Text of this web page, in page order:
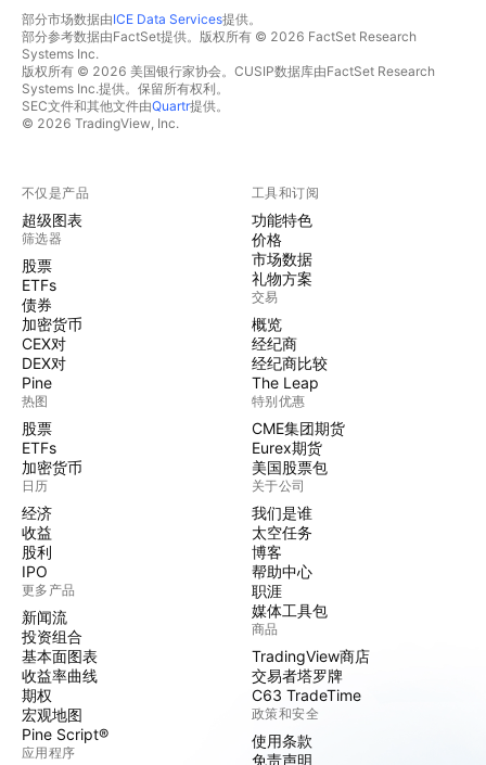
部分市场数据由ICE Data Services提供。
部分参考数据由FactSet提供。版权所有 © 2026 FactSet Research
Systems Inc.
版权所有 © 2026 美国银行家协会。CUSIP数据库由FactSet Research
Systems Inc.提供。保留所有权利。
SEC文件和其他文件由Quartr提供。
© 2026 TradingView, Inc.
不仅是产品
超级图表
筛选器
股票
ETFs
债券
加密货币
CEX对
DEX对
Pine
热图
股票
ETFs
加密货币
日历
经济
收益
股利
IPO
更多产品
新闻流
投资组合
基本面图表
收益率曲线
期权
宏观地图
Pine Script®
应用程序
工具和订阅
功能特色
价格
市场数据
礼物方案
交易
概览
经纪商
经纪商比较
The Leap
特别优惠
CME集团期货
Eurex期货
美国股票包
关于公司
我们是谁
太空任务
博客
帮助中心
职涯
媒体工具包
商品
TradingView商店
交易者塔罗牌
C63 TradeTime
政策和安全
使用条款
免责声明